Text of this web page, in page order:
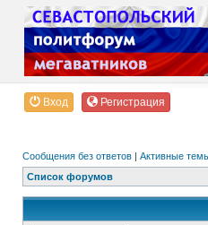
Вход Регистрация
Сообщения без ответов | Активные
Список форумов